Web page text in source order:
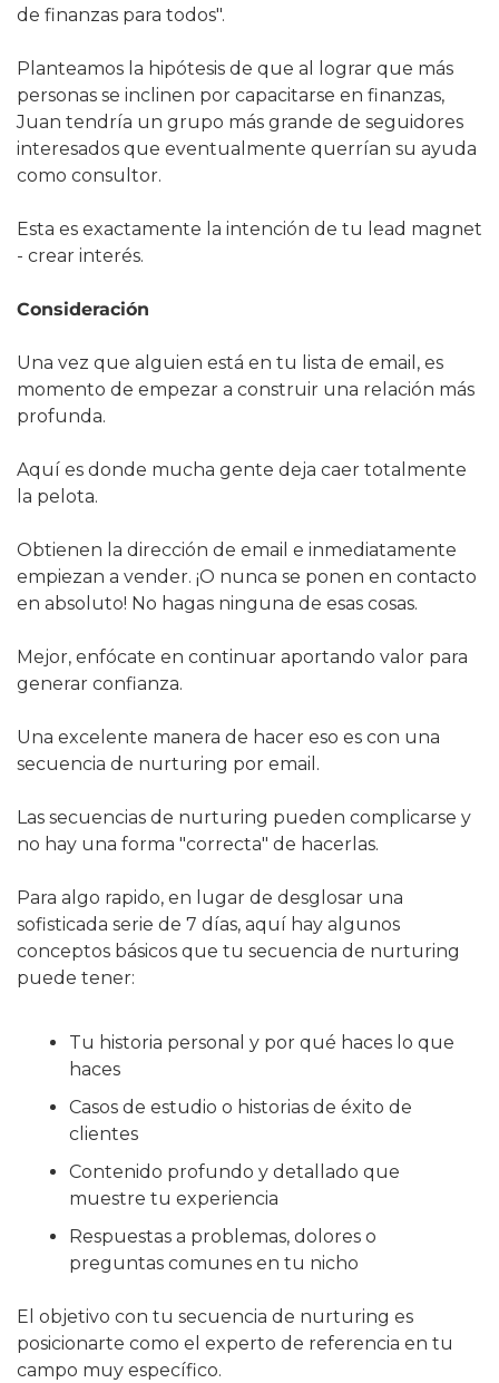
de finanzas para todos".
Planteamos la hipótesis de que al lograr que más
personas se inclinen por capacitarse en finanzas,
Juan tendría un grupo más grande de seguidores
interesados que eventualmente querrían su ayuda
como consultor.
Esta es exactamente la intención de tu lead magnet
- crear interés.
Consideración
Una vez que alguien está en tu lista de email, es
momento de empezar a construir una relación más
profunda.
Aquí es donde mucha gente deja caer totalmente
la pelota.
Obtienen la dirección de email e inmediatamente
empiezan a vender. ¡O nunca se ponen en contacto
en absoluto! No hagas ninguna de esas cosas.
Mejor, enfócate en continuar aportando valor para
generar confianza.
Una excelente manera de hacer eso es con una
secuencia de nurturing por email.
Las secuencias de nurturing pueden complicarse y
no hay una forma "correcta" de hacerlas.
Para algo rapido, en lugar de desglosar una
sofisticada serie de 7 días, aquí hay algunos
conceptos básicos que tu secuencia de nurturing
puede tener:
Tu historia personal y por qué haces lo que
haces
Casos de estudio o historias de éxito de
clientes
Contenido profundo y detallado que
muestre tu experiencia
Respuestas a problemas, dolores o
preguntas comunes en tu nicho
El objetivo con tu secuencia de nurturing es
posicionarte como el experto de referencia en tu
campo muy específico.